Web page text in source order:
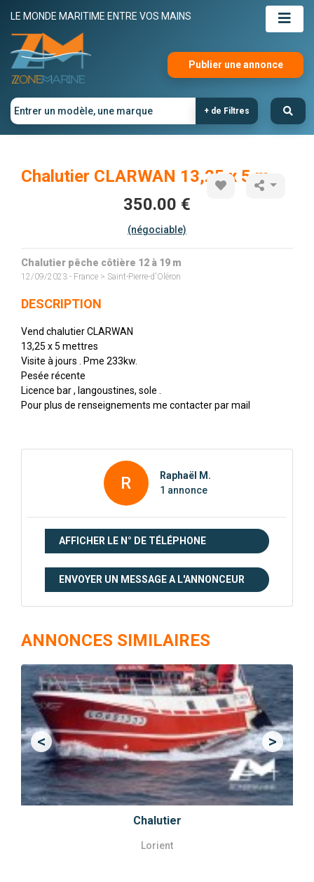
LE MONDE MARITIME ENTRE VOS MAINS
Publier une annonce
+ de Filtres
Chalutier CLARWAN 13,25 x 5 m
350.00 €
(négociable)
Chalutier pêche côtière 12 à 19 m
12/09/2023 - France > Saint-Pierre-d'Oléron
DESCRIPTION
Vend chalutier CLARWAN
13,25 x 5 mettres
Visite à jours . Pme 233kw.
Pesée récente
Licence bar , langoustines, sole .
Pour plus de renseignements me contacter par mail
R
Raphaël M.
1 annonce
AFFICHER LE N° DE TÉLÉPHONE
ENVOYER UN MESSAGE A L'ANNONCEUR
ANNONCES SIMILAIRES
Chalutier
Lorient
<Previous >Next